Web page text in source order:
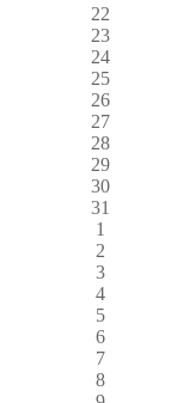
22
23
24
25
26
27
28
29
30
31
1
2
3
4
5
6
7
8